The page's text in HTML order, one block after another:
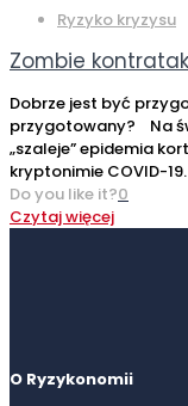
Ryzyko kryzysu
Zombie
Dobrze jest być
przygotowany? Na
„szaleje” epidemia
kryptonimie COVID-19.
Do you like it?0
Czytaj więcej
O Ryzykonomii